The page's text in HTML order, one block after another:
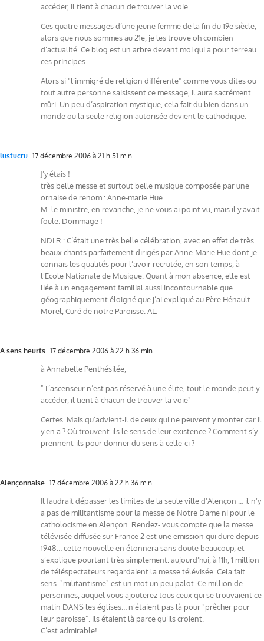
accéder, il tient à chacun de trouver la voie.
Ces quatre messages d’une jeune femme de la fin du 19e siècle,
alors que nous sommes au 21e, je les trouve oh combien
d’actualité. Ce blog est un arbre devant moi qui a pour terreau
ces principes.
Alors si "l’immigré de religion différente" comme vous dites ou
tout autre personne saisissent ce message, il aura sacrément
mûri. Un peu d’aspiration mystique, cela fait du bien dans un
monde ou la seule religion autorisée devient le cathodique.
lustucru 17 décembre 2006 à 21 h 51 min
J’y étais !
très belle messe et surtout belle musique composée par une
ornaise de renom : Anne-marie Hue.
M. le ministre, en revanche, je ne vous ai point vu, mais il y avait
foule. Dommage !
NDLR : C’était une très belle célébration, avec en effet de très
beaux chants parfaitement dirigés par Anne-Marie Hue dont je
connais les qualités pour l’avoir recrutée, en son temps, à
l’Ecole Nationale de Musique. Quant à mon absence, elle est
liée à un engagement familial aussi incontournable que
géographiquement éloigné que j’ai expliqué au Père Hénault-
Morel, Curé de notre Paroisse. AL.
A sens heurts 17 décembre 2006 à 22 h 36 min
à Annabelle Penthésilée,
" L’ascenseur n’est pas réservé à une élite, tout le monde peut y
accéder, il tient à chacun de trouver la voie"
Certes. Mais qu’advient-il de ceux qui ne peuvent y monter car il
y en a ? Où trouvent-ils le sens de leur existence ? Comment s’y
prennent-ils pour donner du sens à celle-ci ?
Alençonnaise 17 décembre 2006 à 22 h 36 min
Il faudrait dépasser les limites de la seule ville d’Alençon … il n’y
a pas de militantisme pour la messe de Notre Dame ni pour le
catholocisme en Alençon. Rendez- vous compte que la messe
télévisée diffusée sur France 2 est une emission qui dure depuis
1948… cette nouvelle en étonnera sans doute beaucoup, et
s’explique pourtant très simplement: aujourd’hui, à 11h, 1 million
de téléspectateurs regardaient la messe télévisée. Cela fait
sens. "militantisme" est un mot un peu palot. Ce million de
personnes, auquel vous ajouterez tous ceux qui se trouvaient ce
matin DANS les églises… n’étaient pas là pour "prêcher pour
leur paroisse". Ils étaient là parce qu’ils croient.
C’est admirable!